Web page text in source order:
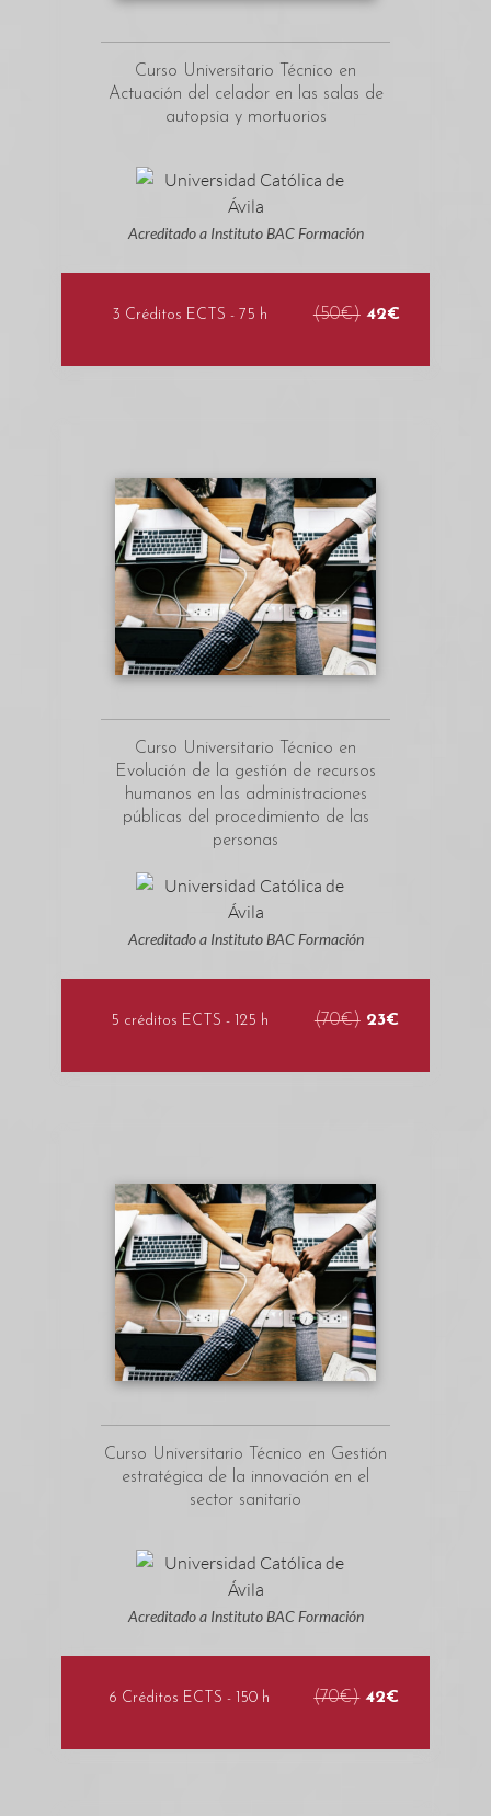
Curso Universitario Técnico en
Actuación del celador en las salas de
autopsia y mortuorios
Acreditado a Instituto BAC Formación
3 Créditos ECTS - 75 h (50€) 42€
Curso Universitario Técnico en
Evolución de la gestión de recursos
humanos en las administraciones
públicas del procedimiento de las
personas
Acreditado a Instituto BAC Formación
5 créditos ECTS - 125 h (70€) 23€
Curso Universitario Técnico en Gestión
estratégica de la innovación en el
sector sanitario
Acreditado a Instituto BAC Formación
6 Créditos ECTS - 150 h (70€) 42€